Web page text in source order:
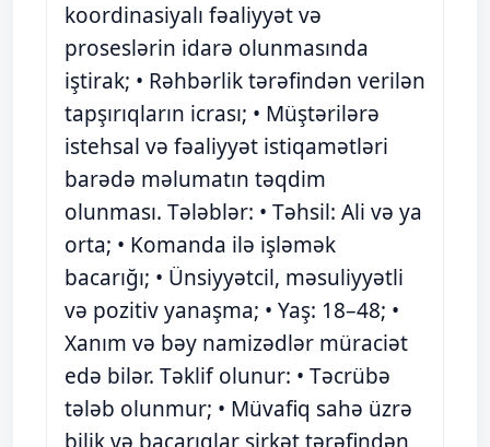
koordinasiyalı fəaliyyət və
proseslərin idarə olunmasında
iştirak; • Rəhbərlik tərəfindən verilən
tapşırıqların icrası; • Müştərilərə
istehsal və fəaliyyət istiqamətləri
barədə məlumatın təqdim
olunması. Tələblər: • Təhsil: Ali və ya
orta; • Komanda ilə işləmək
bacarığı; • Ünsiyyətcil, məsuliyyətli
və pozitiv yanaşma; • Yaş: 18–48; •
Xanım və bəy namizədlər müraciət
edə bilər. Təklif olunur: • Təcrübə
tələb olunmur; • Müvafiq sahə üzrə